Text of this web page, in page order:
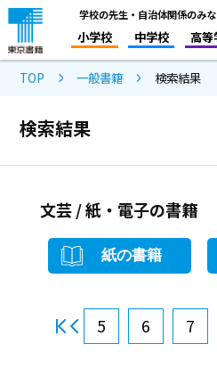
学校の先生・自治体関係のみ
小学校 中学校 高等
TOP 一般書籍 検索結果
検索結果
文芸 / 紙・電子の書籍
紙の書籍
5 6 7